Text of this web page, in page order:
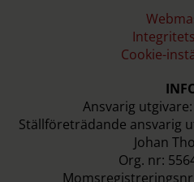
Cookie-
Ansvarig
Ställföreträdande ansvarig
Johan
Org. nr: